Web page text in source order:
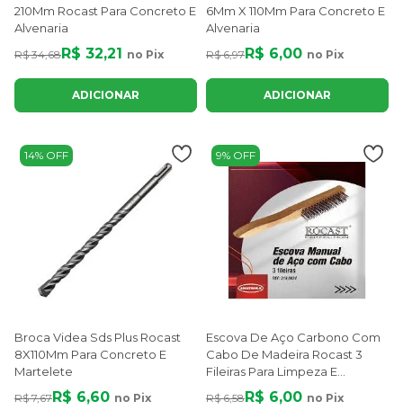
210Mm Rocast Para Concreto E
Alvenaria
R$ 34,68R$ 32,21 no Pix
ADICIONAR
6Mm X 110Mm Para Concreto E
Alvenaria
R$ 6,97R$ 6,00 no Pix
ADICIONAR
14% OFF
Broca Videa Sds Plus Rocast
8X110Mm Para Concreto E
Martelete
R$ 7,67R$ 6,60 no Pix
9% OFF
Escova De Aço Carbono Com
Cabo De Madeira Rocast 3
Fileiras Para Limpeza E
Remoção De Resíduos
R$ 6,58R$ 6,00 no Pix